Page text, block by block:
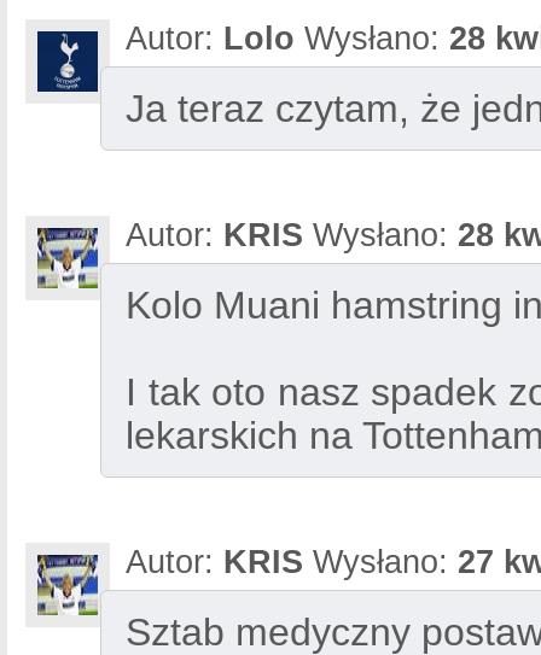
Autor: Lolo Wysłano: 28
Ja teraz czytam, że
Autor: KRIS Wysłano: 28
Kolo Muani hamstring
I tak oto nasz spadek
lekarskich na
Autor: KRIS Wysłano: 27
Sztab medyczny